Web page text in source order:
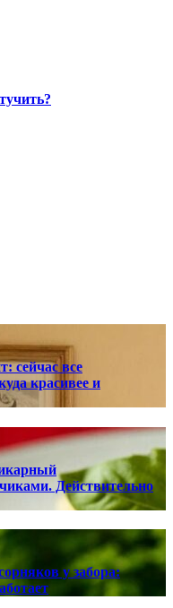
сейчас все
красивее и
Действительно
у забора: